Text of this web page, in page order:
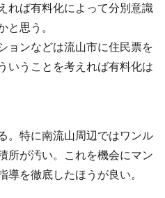
れば有料化によって分別意識
と思う。
ョンなどは流山市に住民票を
いうことを考えれば有料化は
。特に南流山周辺ではワンル
所が汚い。これを機会にマン
導を徹底したほうが良い。